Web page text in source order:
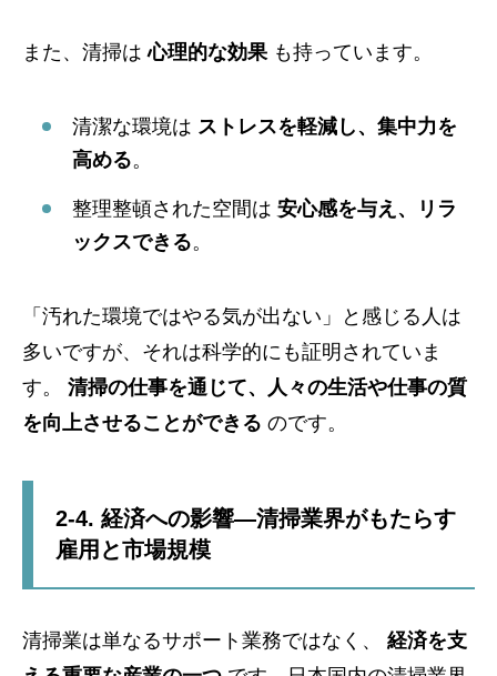
また、清掃は心理的な効果も持っています。
清潔な環境は ストレスを軽減し、集中力を
高める。
整理整頓された空間は 安心感を与え、リラ
ックスできる。
「汚れた環境ではやる気が出ない」と感じる人は
多いですが、それは科学的にも証明されていま
す。 清掃の仕事を通じて、人々の生活や仕事の質
を向上させることができる のです。
2-4. 経済への影響—清掃業界がもたらす
雇用と市場規模
清掃業は単なるサポート業務ではなく、 経済を支